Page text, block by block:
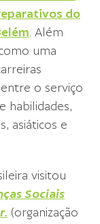
do
. Além
uma
o serviço
habilidades,
asiáticos e
visitou
Sociais
(organização